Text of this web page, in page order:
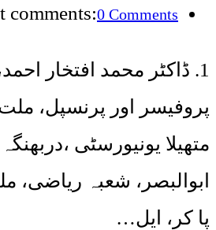
comments:0 Comments
1. ڈاکٹر محمد افتخار
پروفیسر اور پرنسپل، ملت
ابوالبصر، شعبہ ریاضی،
پا کر، ایل…